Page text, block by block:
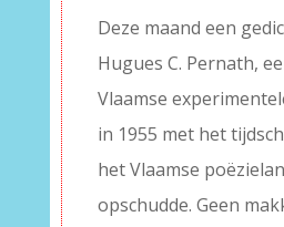
Deze maand een
Hugues C. Pernath,
Vlaamse
in 1955 met het
het Vlaamse
opschudde. Geen